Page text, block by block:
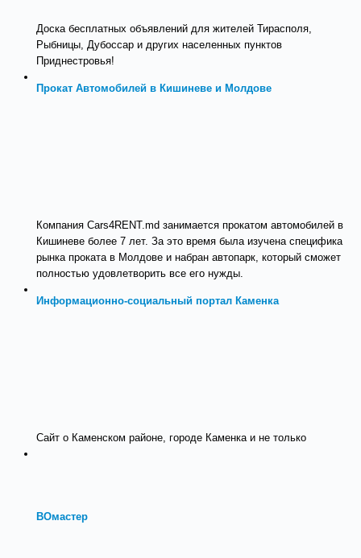
Доска бесплатных объявлений для жителей Тирасполя,
Рыбницы, Дубоссар и других населенных пунктов
Приднестровья!
Прокат Автомобилей в Кишиневе и Молдове
Компания Cars4RENT.md занимается прокатом автомобилей в
Кишиневе более 7 лет. За это время была изучена специфика
рынка проката в Молдове и набран автопарк, который сможет
полностью удовлетворить все его нужды.
Информационно-социальный портал Каменка
Сайт о Каменском районе, городе Каменка и не только
ВОмастер